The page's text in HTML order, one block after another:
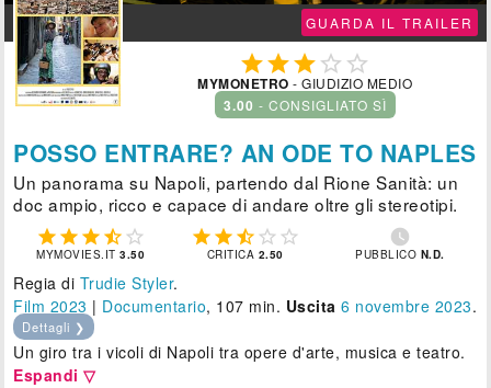
GUARDA IL TRAILER
  
MYMONETRO - GIUDIZIO MEDIO
3.00 - CONSIGLIATO SÌ
POSSO ENTRARE? AN ODE TO NAPLES
Un panorama su Napoli, partendo dal Rione Sanità: un
doc ampio, ricco e capace di andare oltre gli stereotipi.
    
MYMOVIES.IT3.50
    
CRITICA 2.50

PUBBLICO N.D.
Regia di Trudie Styler.
Film 2023 | Documentario, 107 min. Uscita 6 novembre 2023.
Dettagli ❯
Un giro tra i vicoli di Napoli tra opere d'arte, musica e teatro.
Espandi ▽